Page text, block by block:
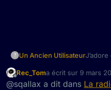
? Un Ancien Utilisateur
quoi
Hors-ligne
Rec_Toma écrit sur 9 mars
dernière édition par
@sqallax a dit dans La